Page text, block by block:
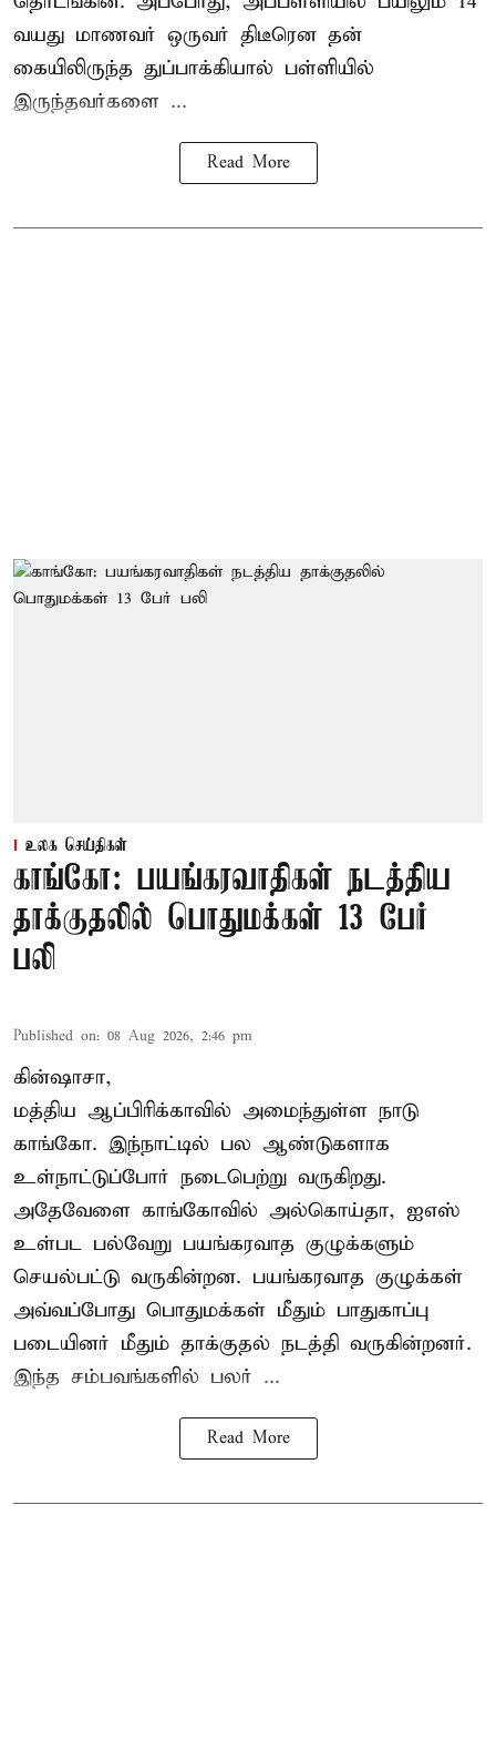
வயது மாணவர் ஒருவர் திடீரென தன்
கையிலிருந்த துப்பாக்கியால் பள்ளியில்
இருந்தவர்களை ...
Read More
உலக செய்திகள்
காங்கோ: பயங்கரவாதிகள் நடத்திய
தாக்குதலில் பொதுமக்கள் 13 பேர்
பலி
Published on: 08 Aug 2026, 2:46 pm
கின்ஷாசா,
மத்திய ஆப்பிரிக்காவில் அமைந்துள்ள நாடு
காங்கோ. இந்நாட்டில் பல ஆண்டுகளாக
உள்நாட்டுப்போர் நடைபெற்று வருகிறது.
அதேவேளை காங்கோவில் அல்கொய்தா, ஐஎஸ்
உள்பட பல்வேறு பயங்கரவாத குழுக்களும்
செயல்பட்டு வருகின்றன. பயங்கரவாத குழுக்கள்
அவ்வப்போது பொதுமக்கள் மீதும் பாதுகாப்பு
படையினர் மீதும் தாக்குதல் நடத்தி வருகின்றனர்.
இந்த சம்பவங்களில் பலர் ...
Read More